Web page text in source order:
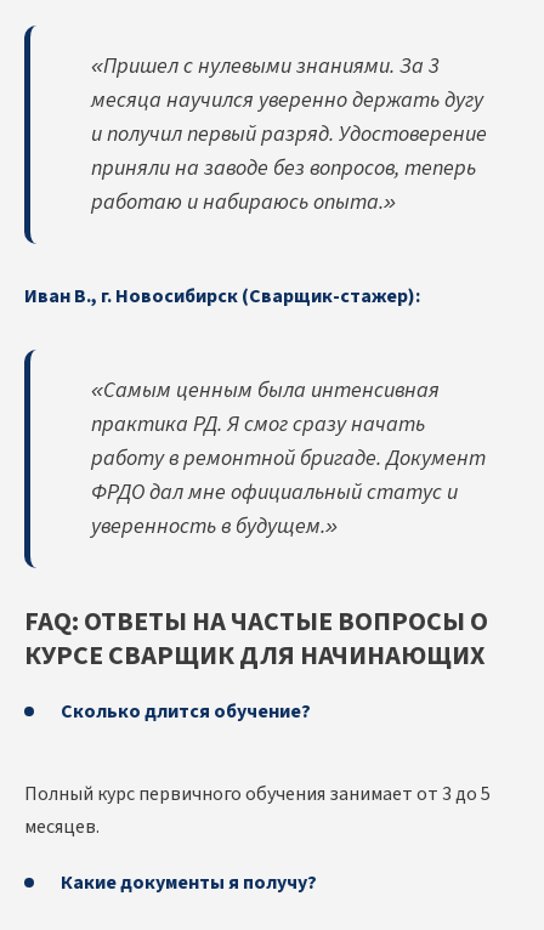
«Пришел с нулевыми знаниями. За 3
месяца научился уверенно держать дугу
и получил первый разряд. Удостоверение
приняли на заводе без вопросов, теперь
работаю и набираюсь опыта.»
Иван В., г. Новосибирск (Сварщик-стажер):
«Самым ценным была интенсивная
практика РД. Я смог сразу начать
работу в ремонтной бригаде. Документ
ФРДО дал мне официальный статус и
уверенность в будущем.»
FAQ: ОТВЕТЫ НА ЧАСТЫЕ ВОПРОСЫ О
КУРСЕ СВАРЩИК ДЛЯ НАЧИНАЮЩИХ
Сколько длится обучение?
Полный курс первичного обучения занимает от 3 до 5
месяцев.
Какие документы я получу?